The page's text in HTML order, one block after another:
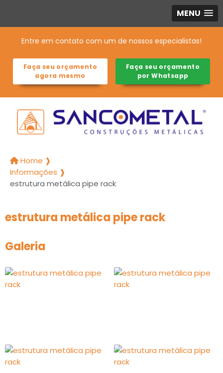
MENU
Entre em contato com um de nossos especialistas!
Faça seu orçamento
agora mesmo
Faça seu orçamento
por Whatsapp
Home ❱
Informações ❱
estrutura metálica pipe rack
estrutura metálica pipe rack
Galeria